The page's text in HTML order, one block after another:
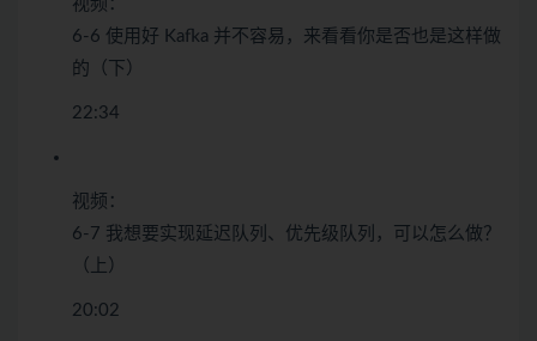
视频：
6-6 使用好 Kafka 并不容易，来看看你是否也是这样做
的（下）
22:34
视频：
6-7 我想要实现延迟队列、优先级队列，可以怎么做？
（上）
20:02